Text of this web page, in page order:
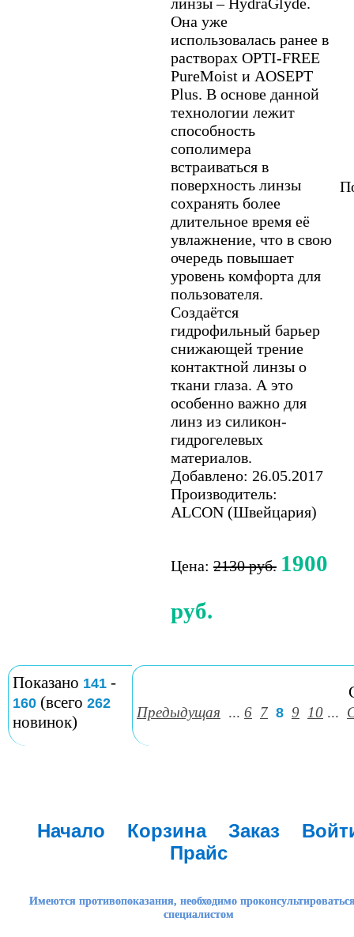
Она уже
использовалась ранее в
растворах OPTI-FREE
PureMoist и AOSEPT
Plus. В основе данной
технологии лежит
способность
сополимера
встраиваться в
поверхность линзы
сохранять более
длительное время её
увлажнение, что в свою
очередь повышает
уровень комфорта для
пользователя.
Создаётся
гидрофильный барьер
снижающей трение
контактной линзы о
ткани глаза. А это
особенно важно для
линз из силикон-
гидрогелевых
материалов.
Добавлено: 26.05.2017
Производитель:
ALCON (Швейцария)
Цена: 2130 руб. 1900
руб.
Показано 141 -
160 (всего 262
новинок)
Предыдущая ... 6 7 8 9 10 ...
Начало Корзина Заказ
Прайс
Имеются противопоказания, необходимо
специалистом